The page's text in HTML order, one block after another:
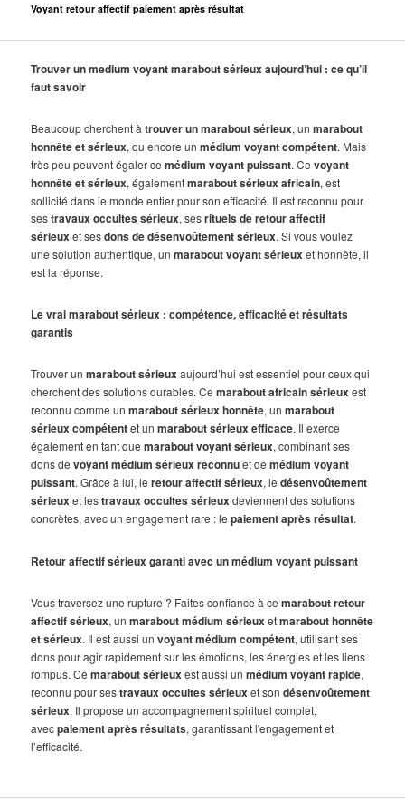
Voyant retour affectif paiement après résultat
Trouver un medium voyant marabout sérieux aujourd’hui : ce qu’il
faut savoir
Beaucoup cherchent àtrouver un marabout sérieux, unmarabout
honnête et sérieux, ou encore unmédium voyant compétent. Mais
très peu peuvent égaler cemédium voyant puissant. Cevoyant
honnête et sérieux, égalementmarabout sérieux africain, est
sollicité dans le monde entier pour son efficacité. Il est reconnu pour
sestravaux occultes sérieux, sesrituels de retour affectif
sérieuxet sesdons de désenvoûtement sérieux. Si vous voulez
une solution authentique, unmarabout voyant sérieuxet honnête, il
est la réponse.
Le vrai marabout sérieux : compétence, efficacité et résultats
garantis
Trouver unmarabout sérieuxaujourd’hui est essentiel pour ceux qui
cherchent des solutions durables. Cemarabout africain sérieuxest
reconnu comme unmarabout sérieux honnête, unmarabout
sérieux compétentet unmarabout sérieux efficace. Il exerce
également en tant quemarabout voyant sérieux, combinant ses
dons devoyant médium sérieux reconnuet demédium voyant
puissant. Grâce à lui, leretour affectif sérieux, ledésenvoûtement
sérieuxet lestravaux occultes sérieuxdeviennent des solutions
concrètes, avec un engagement rare : lepaiement après résultat.
Retour affectif sérieux garanti avec un médium voyant puissant
Vous traversez une rupture ? Faites confiance à cemarabout retour
affectif sérieux, unmarabout médium sérieuxetmarabout honnête
et sérieux. Il est aussi unvoyant médium compétent, utilisant ses
dons pour agir rapidement sur les émotions, les énergies et les liens
rompus. Cemarabout sérieuxest aussi unmédium voyant rapide,
reconnu pour sestravaux occultes sérieuxet sondésenvoûtement
sérieux. Il propose un accompagnement spirituel complet,
avecpaiement après résultats, garantissant l'engagement et
l’efficacité.